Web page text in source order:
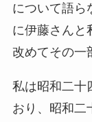
について語ら
に伊藤さんと
改めてその一
私は昭和二十
おり、昭和二